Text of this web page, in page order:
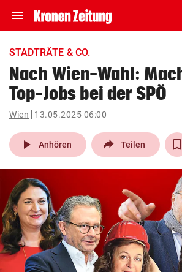
menu Navigation
ein-/ausklappen
account_circle Anmelden
pin_drop
Wien
bookmark
search
Suchbegriff
eingeben
STADTRÄTE & CO.
Nach Wien-Wahl:
Top-Jobs bei der SPÖ
Wien 13.05.2025 06:00
play_arrow Anhören Teilen